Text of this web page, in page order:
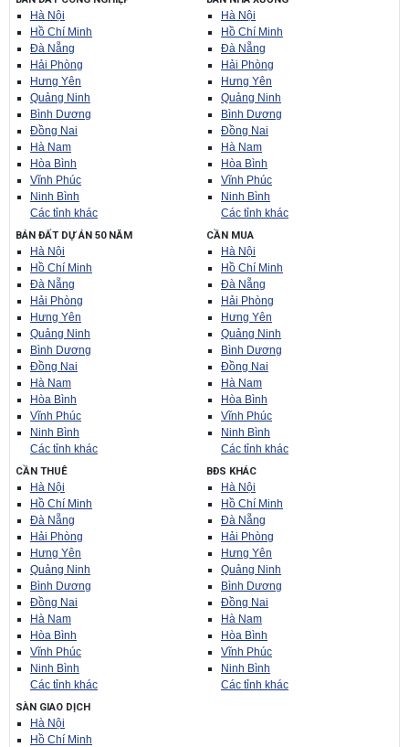
Hà Nội
Hồ Chí Minh
Đà Nẵng
Hải Phòng
Hưng Yên
Quảng Ninh
Bình Dương
Đồng Nai
Hà Nam
Hòa Bình
Vĩnh Phúc
Ninh Bình
Các tỉnh khác
Hà Nội
Hồ Chí Minh
Đà Nẵng
Hải Phòng
Hưng Yên
Quảng Ninh
Bình Dương
Đồng Nai
Hà Nam
Hòa Bình
Vĩnh Phúc
Ninh Bình
Các tỉnh khác
BÁN ĐẤT DỰ ÁN 50 NĂM
Hà Nội
Hồ Chí Minh
Đà Nẵng
Hải Phòng
Hưng Yên
Quảng Ninh
Bình Dương
Đồng Nai
Hà Nam
Hòa Bình
Vĩnh Phúc
Ninh Bình
Các tỉnh khác
CẦN MUA
Hà Nội
Hồ Chí Minh
Đà Nẵng
Hải Phòng
Hưng Yên
Quảng Ninh
Bình Dương
Đồng Nai
Hà Nam
Hòa Bình
Vĩnh Phúc
Ninh Bình
Các tỉnh khác
CẦN THUÊ
Hà Nội
Hồ Chí Minh
Đà Nẵng
Hải Phòng
Hưng Yên
Quảng Ninh
Bình Dương
Đồng Nai
Hà Nam
Hòa Bình
Vĩnh Phúc
Ninh Bình
Các tỉnh khác
BĐS KHÁC
Hà Nội
Hồ Chí Minh
Đà Nẵng
Hải Phòng
Hưng Yên
Quảng Ninh
Bình Dương
Đồng Nai
Hà Nam
Hòa Bình
Vĩnh Phúc
Ninh Bình
Các tỉnh khác
SÀN GIAO DỊCH
Hà Nội
Hồ Chí Minh